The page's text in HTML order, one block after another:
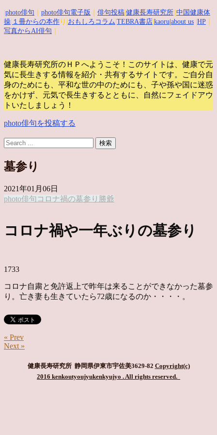
photo俳句 photo俳句電子版 俳句投稿 健康長寿研究所 中国健康体
操 １冊からの本作 り| おもしろコラム TEBRA書店 kaoru |about us HP
写真からAI俳句
健康長寿研究所のＨＰへようこそ！このサイトは、健康で元
気に長生きする情報を紹介・共有するサイトです。
ご自分自
身のためにも、平和な世の中のためにも、子や孫や国に迷惑
をかけず、元気で長生きするとともに、自然にフェイドアウ
トいたしましょう！
photo俳句を投稿する
墓参り
2021年01月06日
photo俳句 コロナ禍の墓参り 勝爺
コロナ禍や一年ぶりの墓参り
1733
コロナ自粛と免許返上で昨年は来ることができなかった墓参
り。亡き妻も生きていたら72歳になるのか・・・・。
« Prev
Next »
健康長寿研究所 静岡県伊東市宇佐美3629-82 Copyright(c)
2016 kenkoutyoujyukenkyujyo . All rights reserved.